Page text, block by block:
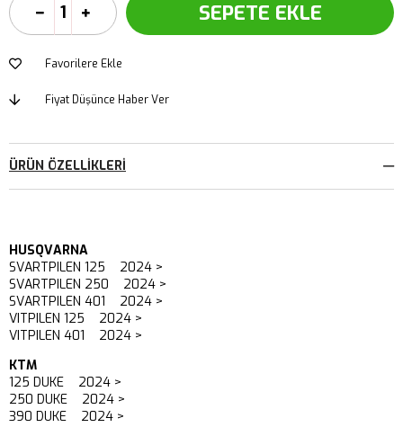
Favorilere Ekle
Fiyat Düşünce Haber Ver
ÜRÜN ÖZELLIKLERI
HUSQVARNA
SVARTPILEN 125 2024 >
SVARTPILEN 250 2024 >
SVARTPILEN 401 2024 >
VITPILEN 125 2024 >
VITPILEN 401 2024 >
KTM
125 DUKE 2024 >
250 DUKE 2024 >
390 DUKE 2024 >